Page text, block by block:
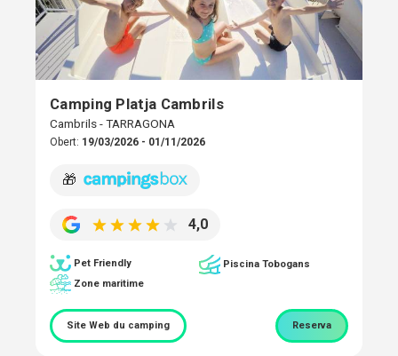
Camping Platja Cambrils
Cambrils - TARRAGONA
Obert: 19/03/2026 - 01/11/2026
🎁
4,0
Pet Friendly
Piscina Tobogans
Zone maritime
Site Web du camping Reserva